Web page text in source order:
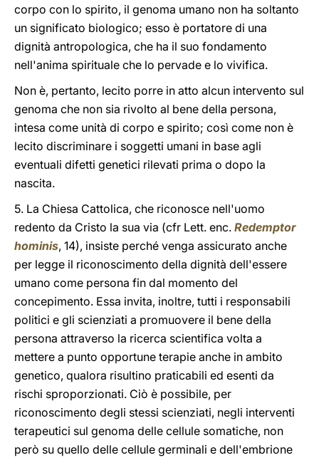
corpo con lo spirito, il genoma umano non ha soltanto
un significato biologico; esso è portatore di una
dignità antropologica, che ha il suo fondamento
nell'anima spirituale che lo pervade e lo vivifica.
Non è, pertanto, lecito porre in atto alcun intervento sul
genoma che non sia rivolto al bene della persona,
intesa come unità di corpo e spirito; così come non è
lecito discriminare i soggetti umani in base agli
eventuali difetti genetici rilevati prima o dopo la
nascita.
5. La Chiesa Cattolica, che riconosce nell'uomo
redento da Cristo la sua via (cfr Lett. enc. Redemptor
hominis, 14), insiste perché venga assicurato anche
per legge il riconoscimento della dignità dell'essere
umano come persona fin dal momento del
concepimento. Essa invita, inoltre, tutti i responsabili
politici e gli scienziati a promuovere il bene della
persona attraverso la ricerca scientifica volta a
mettere a punto opportune terapie anche in ambito
genetico, qualora risultino praticabili ed esenti da
rischi sproporzionati. Ciò è possibile, per
riconoscimento degli stessi scienziati, negli interventi
terapeutici sul genoma delle cellule somatiche, non
però su quello delle cellule germinali e dell'embrione